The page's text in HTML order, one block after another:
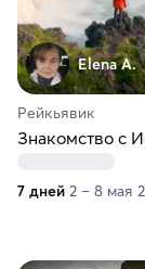
Elena A.
Рейкьявик
Знакомство с
7 дней 2 – 8 мая